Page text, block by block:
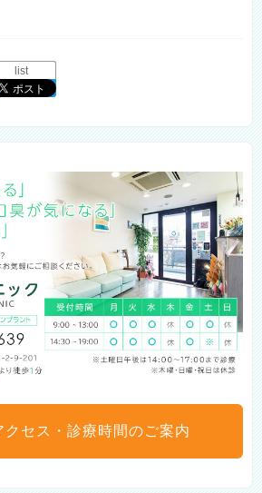
list
クセス・診療時間のご案内